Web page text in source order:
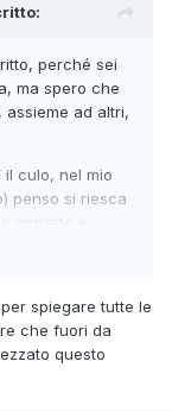
perché sei
ma spero che
ad altri,
culo, nel mio
penso si riesca
corrette e
insomma
spiegare tutte le
che fuori da
questo